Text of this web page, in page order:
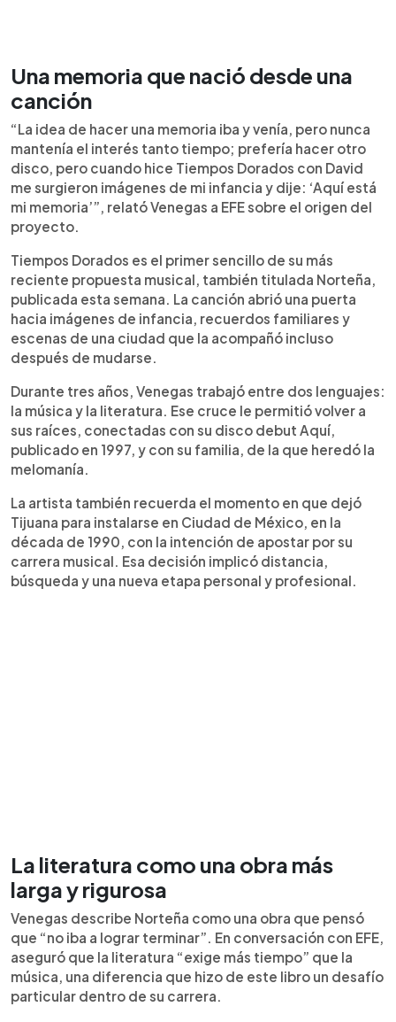
Una memoria que nació desde una
canción
“La idea de hacer una memoria iba y venía, pero nunca
mantenía el interés tanto tiempo; prefería hacer otro
disco, pero cuando hice Tiempos Dorados con David
me surgieron imágenes de mi infancia y dije: ‘Aquí está
mi memoria’”, relató Venegas a EFE sobre el origen del
proyecto.
Tiempos Dorados es el primer sencillo de su más
reciente propuesta musical, también titulada Norteña,
publicada esta semana. La canción abrió una puerta
hacia imágenes de infancia, recuerdos familiares y
escenas de una ciudad que la acompañó incluso
después de mudarse.
Durante tres años, Venegas trabajó entre dos lenguajes:
la música y la literatura. Ese cruce le permitió volver a
sus raíces, conectadas con su disco debut Aquí,
publicado en 1997, y con su familia, de la que heredó la
melomanía.
La artista también recuerda el momento en que dejó
Tijuana para instalarse en Ciudad de México, en la
década de 1990, con la intención de apostar por su
carrera musical. Esa decisión implicó distancia,
búsqueda y una nueva etapa personal y profesional.
La literatura como una obra más
larga y rigurosa
Venegas describe Norteña como una obra que pensó
que “no iba a lograr terminar”. En conversación con EFE,
aseguró que la literatura “exige más tiempo” que la
música, una diferencia que hizo de este libro un desafío
particular dentro de su carrera.